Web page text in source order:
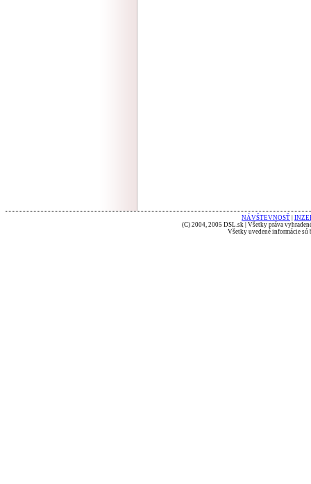
NÁVŠTEVNOSŤ
(C) 2004, 2005 DSL.sk | Všetky práva
Všetky uvedené informácie sú